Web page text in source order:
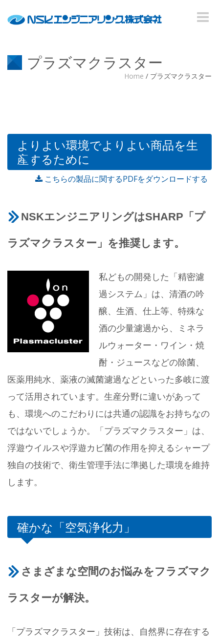
Toggle
プラズマクラスター
Home / プラズマクラスター
よりよい環境でよりよい商品を生
産するために
こちらの製品に関するPDFをダウンロードする
NSKエンジニアリングはSHARP「プ
ラズマクラスター」を推奨します。
私どもの開発した「精密濾
過システム」は、清酒の吟
醸、生酒、仕上等、特殊な
酒の少量濾過から、ミネラ
ルウォーター・ワイン・焼
酎・ジュースなどの除菌、
医薬用純水、薬液の滅菌濾過などといった多岐に渡
って活用されています。生産分野に違いがあって
も、環境へのこだわりには共通の認識をお持ちなの
ではないでしょうか。「プラズマクラスター」は、
浮遊ウイルスや浮遊カビ菌の作用を抑えるシャープ
独自の技術で、衛生管理手法に準拠した環境を維持
します。
確かな「空気浄化力」
さまざまな空間のお悩みをフラズマク
ラスターが解決。
「プラズマクラスター」技術は、自然界に存在する